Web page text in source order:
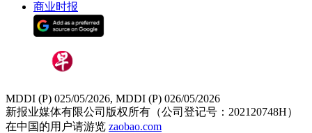
商业时报
MDDI (P) 025/05/2026, MDDI (P) 026/05/2026
新报业媒体有限公司版权所有（公司登记号：202120748H）
在中国的用户请游览 zaobao.com